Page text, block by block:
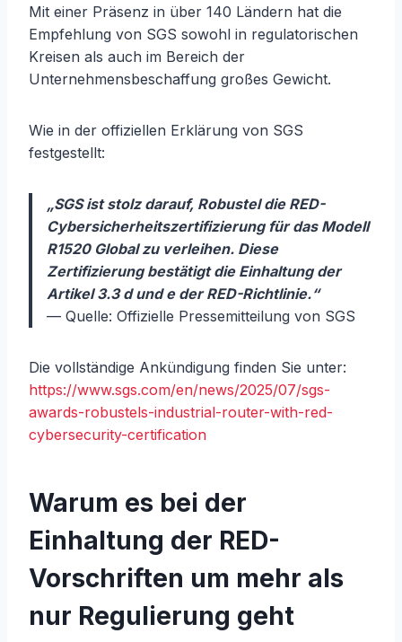
Mit einer Präsenz in über 140 Ländern hat die
Empfehlung von SGS sowohl in regulatorischen
Kreisen als auch im Bereich der
Unternehmensbeschaffung großes Gewicht.
Wie in der offiziellen Erklärung von SGS
festgestellt:
„SGS ist stolz darauf, Robustel die RED-
Cybersicherheitszertifizierung für das Modell
R1520 Global zu verleihen. Diese
Zertifizierung bestätigt die Einhaltung der
Artikel 3.3 d und e der RED-Richtlinie.“
— Quelle: Offizielle Pressemitteilung von SGS
Die vollständige Ankündigung finden Sie unter:
https://www.sgs.com/en/news/2025/07/sgs-
awards-robustels-industrial-router-with-red-
cybersecurity-certification
Warum es bei der
Einhaltung der RED-
Vorschriften um mehr als
nur Regulierung geht